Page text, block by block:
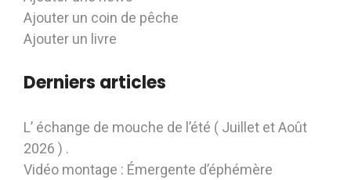
Ajouter un coin de pêche
Ajouter un livre
Derniers articles
L’ échange de mouche de l’été ( Juillet et Août
2026 ) .
Vidéo montage : Émergente d’éphémère